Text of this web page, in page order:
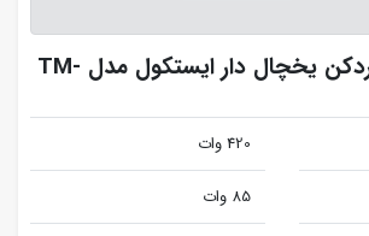
مشخصات آبسردکن یخچال دار ایستکول مدل TM-
420 وات
85 وات